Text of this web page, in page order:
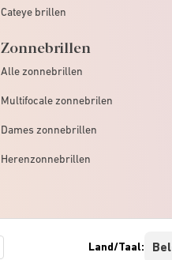
Cateye brillen
Zonnebrillen
Alle zonnebrillen
Multifocale zonnebrilen
Dames zonnebrillen
Herenzonnebrillen
Land/Taal: